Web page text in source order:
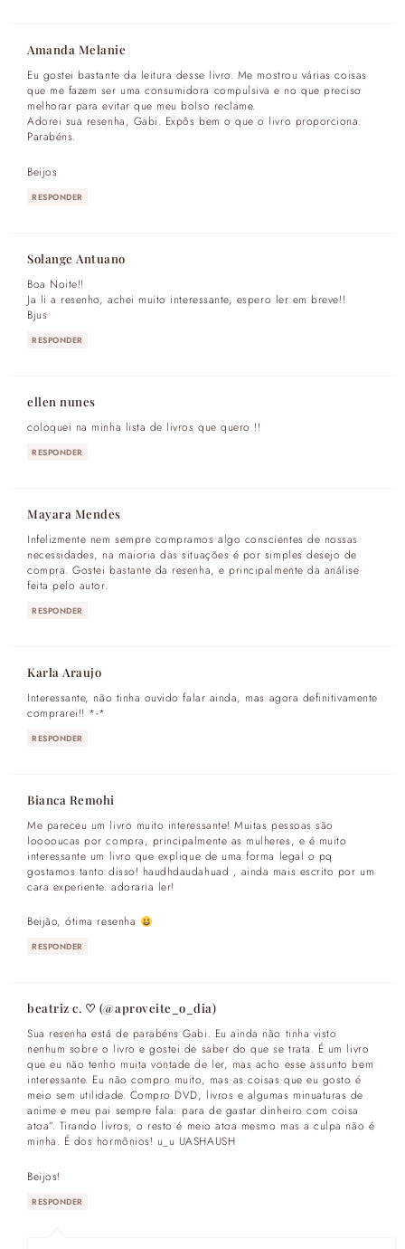
Amanda Melanie
Eu gostei bastante da leitura desse livro. Me mostrou várias coisas
que me fazem ser uma consumidora compulsiva e no que preciso
melhorar para evitar que meu bolso reclame.
Adorei sua resenha, Gabi. Expôs bem o que o livro proporciona.
Parabéns.
Beijos
RESPONDER
Solange Antuano
Boa Noite!!
Ja li a resenho, achei muito interessante, espero ler em breve!!
Bjus
RESPONDER
ellen nunes
coloquei na minha lista de livros que quero !!
RESPONDER
Mayara Mendes
Infelizmente nem sempre compramos algo conscientes de nossas
necessidades, na maioria das situações é por simples desejo de
compra. Gostei bastante da resenha, e principalmente da análise
feita pelo autor.
RESPONDER
Karla Araujo
Interessante, não tinha ouvido falar ainda, mas agora definitivamente
comprarei!! *-*
RESPONDER
Bianca Remohi
Me pareceu um livro muito interessante! Muitas pessoas são
looooucas por compra, principalmente as mulheres, e é muito
interessante um livro que explique de uma forma legal o pq
gostamos tanto disso! haudhdaudahuad , ainda mais escrito por um
cara experiente. adoraria ler!
Beijão, ótima resenha
RESPONDER
beatriz c. ♡ (@aproveite_o_dia)
Sua resenha está de parabéns Gabi. Eu ainda não tinha visto
nenhum sobre o livro e gostei de saber do que se trata. É um livro
que eu não tenho muita vontade de ler, mas acho esse assunto bem
interessante. Eu não compro muito, mas as coisas que eu gosto é
meio sem utilidade. Compro DVD, livros e algumas minuaturas de
anime e meu pai sempre fala: para de gastar dinheiro com coisa
atoa”. Tirando livros, o resto é meio atoa mesmo mas a culpa não é
minha. É dos hormônios! u_u UASHAUSH
Beijos!
RESPONDER